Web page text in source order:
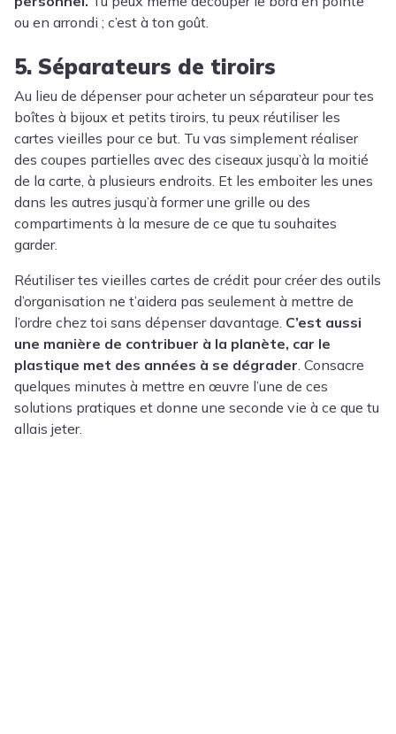
ou en arrondi ; c’est à ton goût.
5. Séparateurs de tiroirs
Au lieu de dépenser pour acheter un séparateur pour tes
boîtes à bijoux et petits tiroirs, tu peux réutiliser les
cartes vieilles pour ce but. Tu vas simplement réaliser
des coupes partielles avec des ciseaux jusqu’à la moitié
de la carte, à plusieurs endroits. Et les emboiter les unes
dans les autres jusqu’à former une grille ou des
compartiments à la mesure de ce que tu souhaites
garder.
Réutiliser tes vieilles cartes de crédit pour créer des outils
d’organisation ne t’aidera pas seulement à mettre de
l’ordre chez toi sans dépenser davantage. C’est aussi
une manière de contribuer à la planète, car le
plastique met des années à se dégrader . Consacre
quelques minutes à mettre en œuvre l’une de ces
solutions pratiques et donne une seconde vie à ce que tu
allais jeter.